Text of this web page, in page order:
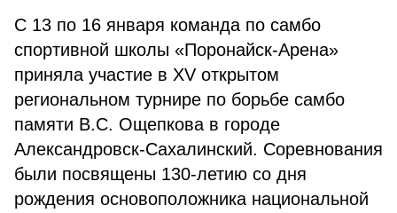
С 13 по 16 января команда по самбо
спортивной школы «Поронайск-Арена»
приняла участие в XV открытом
региональном турнире по борьбе самбо
памяти В.С. Ощепкова в городе
Александровск-Сахалинский. Соревнования
были посвящены 130-летию со дня
рождения основоположника национальной